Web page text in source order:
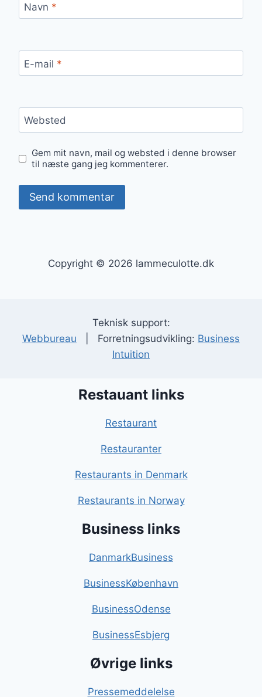
Navn *
E-mail *
Websted
Gem mit navn, mail og websted i denne browser
til næste gang jeg kommenterer.
Copyright © 2026 lammeculotte.dk
Teknisk support:
Webbureau | Forretningsudvikling: Business
Intuition
Restauant links
Restaurant
Restauranter
Restaurants in Denmark
Restaurants in Norway
Business links
DanmarkBusiness
BusinessKøbenhavn
BusinessOdense
BusinessEsbjerg
Øvrige links
Pressemeddelelse